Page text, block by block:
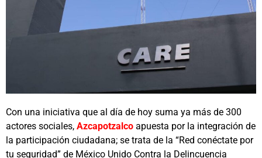
Con una iniciativa que al día de hoy suma ya más de 300
actores sociales, Azcapotzalco apuesta por la integración de
la participación ciudadana; se trata de la “Red conéctate por
tu seguridad” de México Unido Contra la Delincuencia